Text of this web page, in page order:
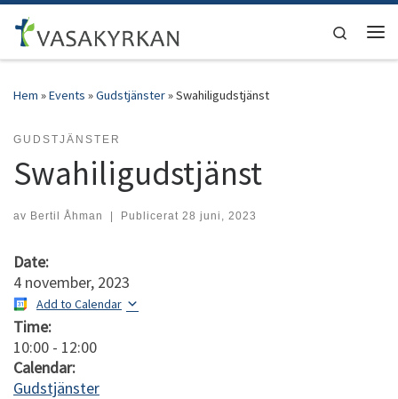
Hoppa till innehåll
Search
Hem »Events »Gudstjänster»Swahiligudstjänst
GUDSTJÄNSTER
Swahiligudstjänst
av Bertil Åhman | Publicerat 28 juni, 2023
Date:
4 november, 2023
Add to Calendar
Time:
10:00 - 12:00
Calendar:
Gudstjänster